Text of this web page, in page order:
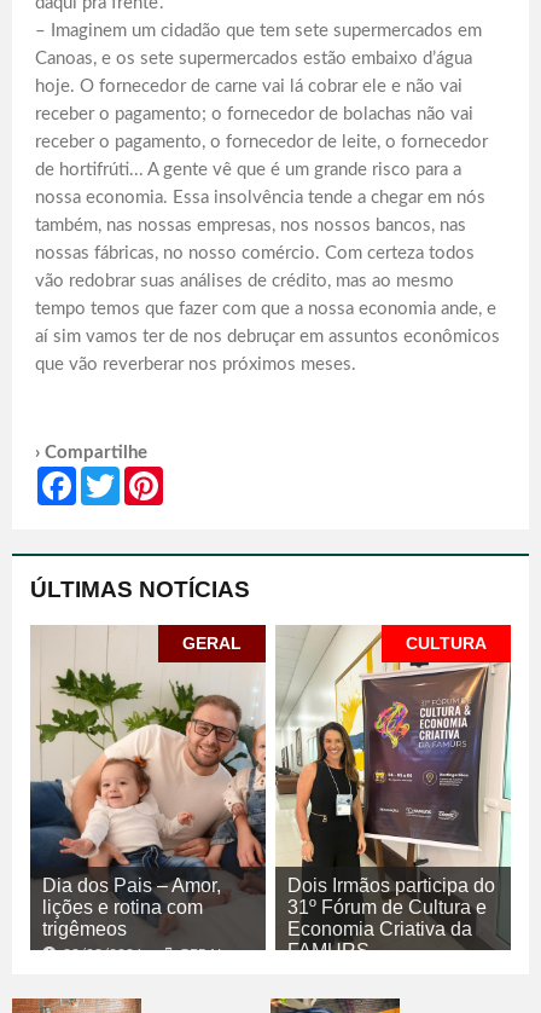
– Imaginem um cidadão que tem sete supermercados em
Canoas, e os sete supermercados estão embaixo d’água
hoje. O fornecedor de carne vai lá cobrar ele e não vai
receber o pagamento; o fornecedor de bolachas não vai
receber o pagamento, o fornecedor de leite, o fornecedor
de hortifrúti... A gente vê que é um grande risco para a
nossa economia. Essa insolvência tende a chegar em nós
também, nas nossas empresas, nos nossos bancos, nas
nossas fábricas, no nosso comércio. Com certeza todos
vão redobrar suas análises de crédito, mas ao mesmo
tempo temos que fazer com que a nossa economia ande, e
aí sim vamos ter de nos debruçar em assuntos econômicos
que vão reverberar nos próximos meses.
› Compartilhe
Facebook
Twitter
ÚLTIMAS NOTÍCIAS
GERAL
Dia dos Pais – Amor,
lições e rotina com
trigêmeos
08/08/2026 GERAL
CULTURA
Dois Irmãos participa do
31º Fórum de Cultura e
Economia Criativa da
FAMURS
CULTURA